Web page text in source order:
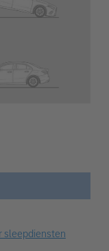
sleepdiensten